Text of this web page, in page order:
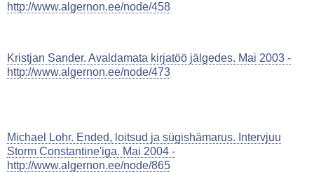
http://www.algernon.ee/node/458
Kristjan Sander. Avaldamata kirjatöö jälgedes. Mai 2003 -
http://www.algernon.ee/node/473
Michael Lohr. Ended, loitsud ja sügishämarus. Intervjuu
Storm Constantine'iga. Mai 2004 -
http://www.algernon.ee/node/865